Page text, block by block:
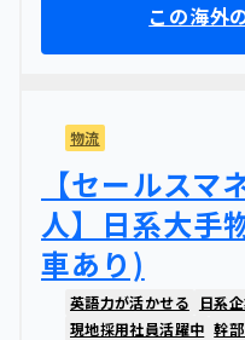
この海外
物流
【セールスマ
人】日系大手
車あり)
英語力が活かせる 日系
現地採用社員活躍中 幹